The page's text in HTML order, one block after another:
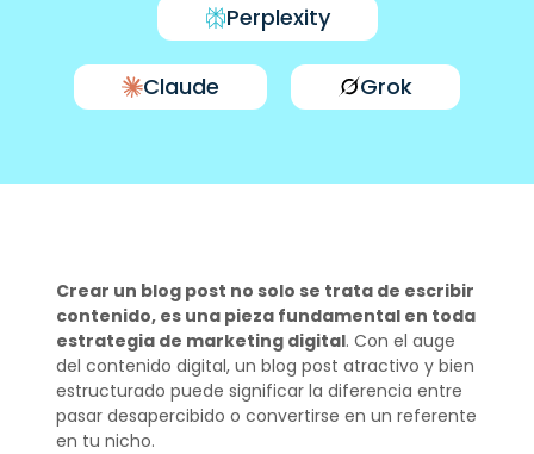
Perplexity
Claude Grok
Crear un blog post no solo se trata de escribir
contenido, es una pieza fundamental en toda
estrategia de marketing digital. Con el auge
del contenido digital, un blog post atractivo y bien
estructurado puede significar la diferencia entre
pasar desapercibido o convertirse en un referente
en tu nicho.